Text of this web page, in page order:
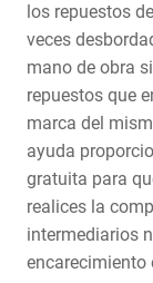
los repuestos
veces
mano de obra
repuestos que
marca del
ayuda
gratuita para
realices la
intermediarios
encarecimiento